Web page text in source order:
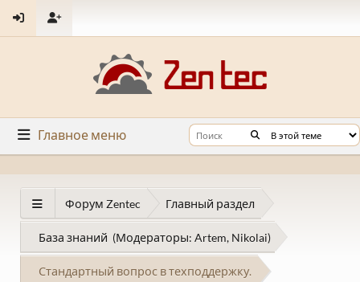
Главное меню
Форум Zentec Главный раздел
База знаний (Модераторы: Artem, Nikolai)
Стандартный вопрос в техподдержку.